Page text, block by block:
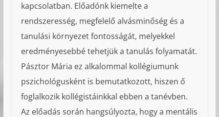
kapcsolatban. Előadónk kiemelte a
rendszeresség, megfelelő alvásminőség és a
tanulási környezet fontosságát, melyekkel
eredményesebbé tehetjük a tanulás folyamatát.
Pásztor Mária ez alkalommal kollégiumunk
pszichológusként is bemutatkozott, hiszen ő
foglalkozik kollégistáinkkal ebben a tanévben.
Az előadás során hangsúlyozta, hogy a mentális